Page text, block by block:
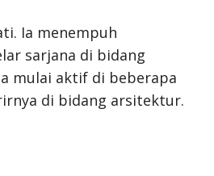
Ia menempuh
sarjana di bidang
mulai aktif di beberapa
di bidang arsitektur.